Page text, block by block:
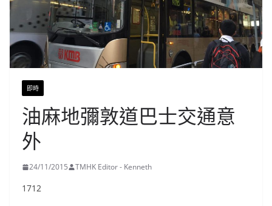
即時
油麻地彌敦道巴士交通意
外
24/11/2015 TMHK Editor - Kenneth
1712